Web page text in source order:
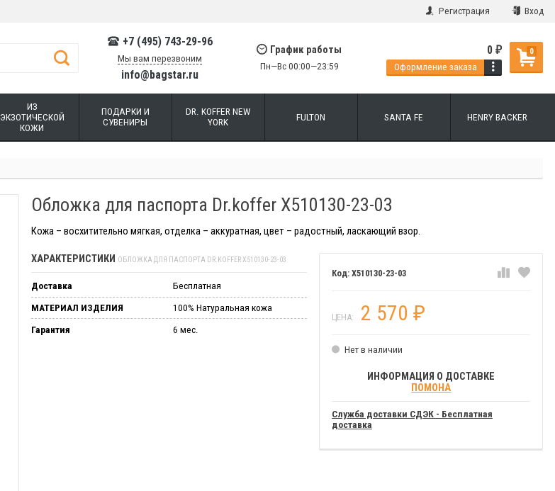
Регистрация Вход
+7 (495) 743-29-96
Мы вам перезвоним
info@bagstar.ru
График работы
Пн—Вс 00:00—23:59
0
0₽
Оформление заказа
ИЗ
ЭКЗОТИЧЕСКОЙ
КОЖИ
ПОДАРКИ И
СУВЕНИРЫ
DR. KOFFER NEW
YORK
FULTON SANTA FE HENRY BACKER
Обложка для паспорта Dr.koffer X510130-23-03
Кожа – восхитительно мягкая, отделка – аккуратная, цвет – радостный, ласкающий взор.
X510130-23-03
ЦЕНА: 2 570₽
Нет в наличии
ИНФОРМАЦИЯ О ДОСТАВКЕ
ПОМОНА
Служба доставки СДЭК - Бесплатная
доставка
ХАРАКТЕРИСТИКИ ОБЛОЖКА ДЛЯ ПАСПОРТА DR.KOFFER X510130-23-03
Доставка
Бесплатная
МАТЕРИАЛ ИЗДЕЛИЯ
100% Натуральная кожа
Гарантия
6 мес.